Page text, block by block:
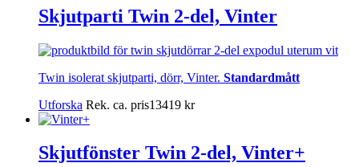
Skjutparti Twin 2-del, Vinter
Twin isolerat skjutparti, dörr, Vinter. Standardmått
Utforska Rek. ca. pris13419 kr
Skjutfönster Twin 2-del, Vinter+